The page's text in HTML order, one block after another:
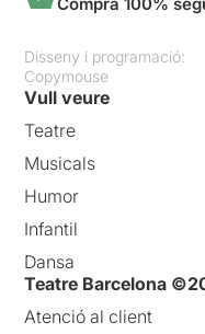
Disseny i programació:
Copymouse
Vull veure
Teatre
Musicals
Humor
Infantil
Dansa
Teatre Barcelona
Atenció al client